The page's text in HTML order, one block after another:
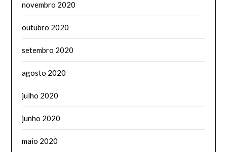
novembro 2020
outubro 2020
setembro 2020
agosto 2020
julho 2020
junho 2020
maio 2020